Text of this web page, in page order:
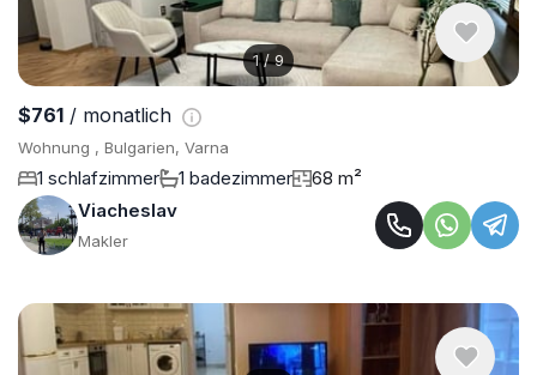
1/9
$761 / monatlich
Wohnung , Bulgarien, Varna
1 schlafzimmer 1 badezimmer
68 m²
Viacheslav
Makler